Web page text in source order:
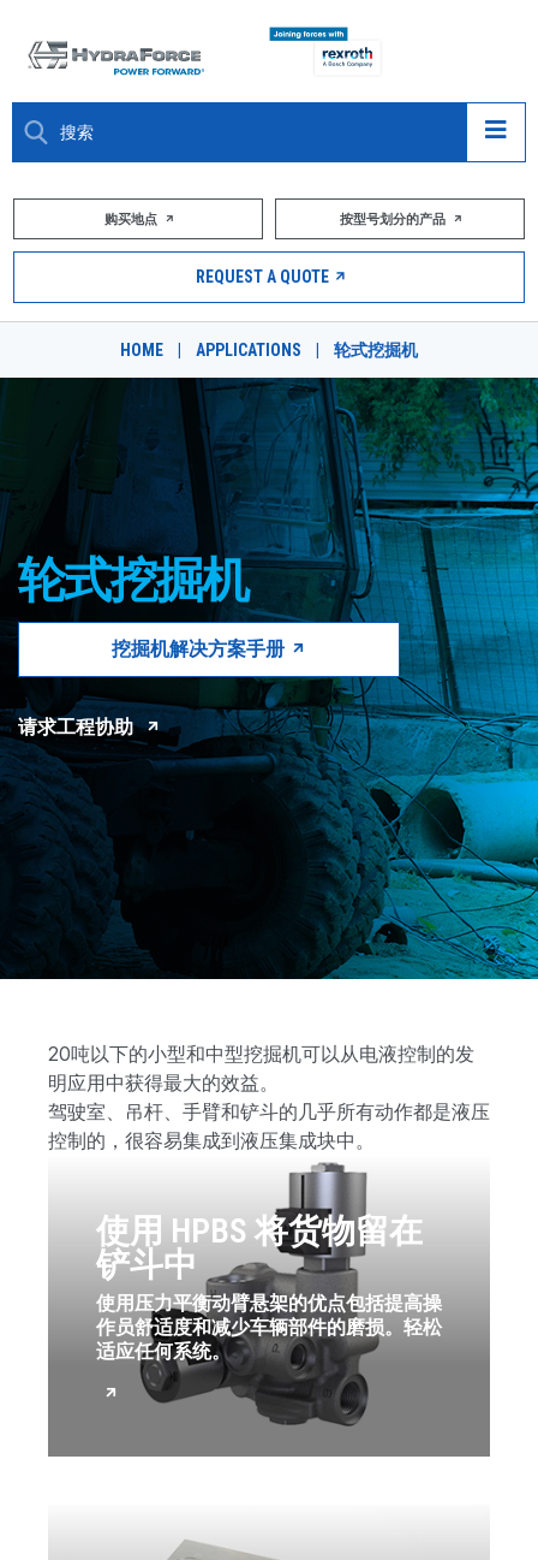
大约关于
市场
资源
DESIGN TOOLS
CONTACT
购买地点
按型号划分的产品
REQUEST A QUOTE
购买地点 按型号划分的产品
REQUEST A QUOTE
HOME APPLICATIONS 轮式挖掘机
轮式挖掘机
挖掘机解决方案手册
请求工程协助
20吨以下的小型和中型挖掘机可以从电液控制的发
明应用中获得最大的效益。
驾驶室、吊杆、手臂和铲斗的几乎所有动作都是液压
控制的，很容易集成到液压集成块中。
使用 HPBS 将货物留在
铲斗中
使用压力平衡动臂悬架的优点包括提高操
作员舒适度和减少车辆部件的磨损。轻松
适应任何系统。